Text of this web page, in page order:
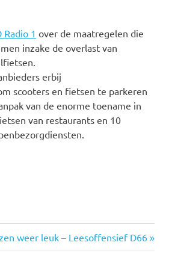
Radio 1 over de maatregelen die
inzake de overlast van
erbij
scooters en fietsen te parkeren
van de enorme toename in
van restaurants en 10
weer leuk – Leesoffensief D66